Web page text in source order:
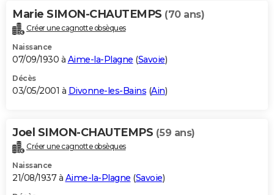
Marie SIMON-CHAUTEMPS (70 ans)
Créer une cagnotte obsèques
Naissance
07/09/1930 à Aime-la-Plagne (Savoie)
Décès
03/05/2001 à Divonne-les-Bains (Ain)
Joel SIMON-CHAUTEMPS (59 ans)
Créer une cagnotte obsèques
Naissance
21/08/1937 à Aime-la-Plagne (Savoie)